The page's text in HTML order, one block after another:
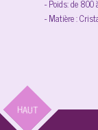
- Poids: de 800
- Matière :
HAUT